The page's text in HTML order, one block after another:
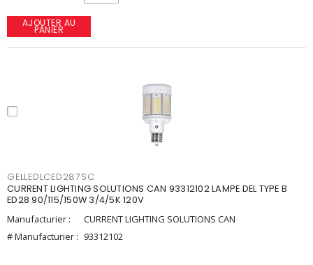
AJOUTER AU
PANIER
GELLEDLCED287SC
CURRENT LIGHTING SOLUTIONS CAN 93312102 LAMPE DEL TYPE B
ED28 90/115/150W 3/4/5K 120V
Manufacturier :
CURRENT LIGHTING SOLUTIONS CAN
# Manufacturier : 93312102